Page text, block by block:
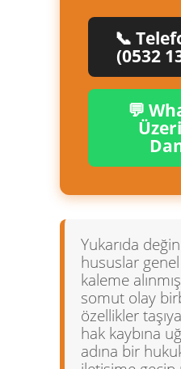
📞
(0532
💬
Yukarıda
hususlar
kaleme
somut olay
özellikler
hak kaybına
adına bir